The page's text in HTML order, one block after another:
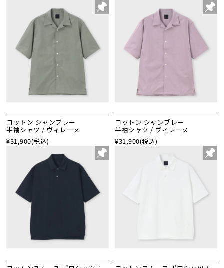
コットン シャンブレー
半袖シャツ / ヴィレーヌ
¥31,900(税込)
コットン シャンブレー
半袖シャツ / ヴィレーヌ
¥31,900(税込)